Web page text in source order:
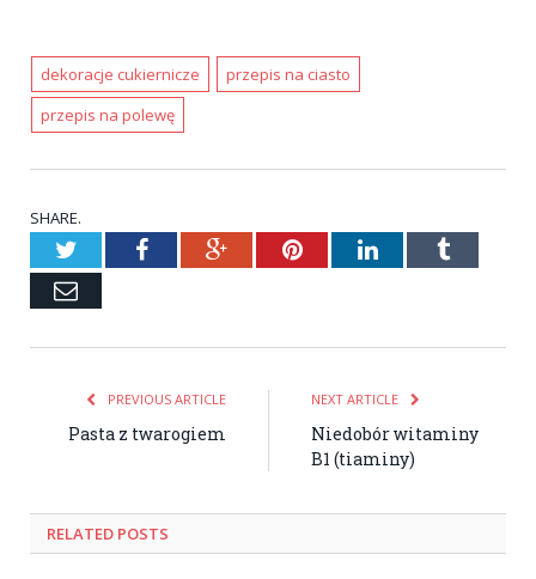
dekoracje cukiernicze
przepis na ciasto
przepis na polewę
SHARE.
TwitterFacebookGoogle+PinterestLinkedInTumblr
Email
PREVIOUS ARTICLE
Pasta z twarogiem
NEXT ARTICLE
Niedobór witaminy
B1 (tiaminy)
RELATED POSTS